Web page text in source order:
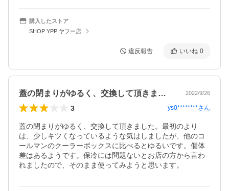
購入したストア
SHOP YPP ヤフー店
違反報告 いいね 0
蓋の閉まりがゆるく、交換して頂きました… 2022/9/26
3 ys0********さん
蓋の閉まりがゆるく、交換して頂きました。最初のより
は、少しキツくなっているような気はしましたが、他のコ
ールマンのクーラーボックスに比べるとゆるいです。個体
差はあるようです。保冷には問題ないとお店の方から言わ
れましたので、そのまま使ってみようと思います。